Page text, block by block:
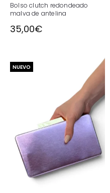
Bolso clutch redondeado
malva de antelina
35,00€
NUEVO